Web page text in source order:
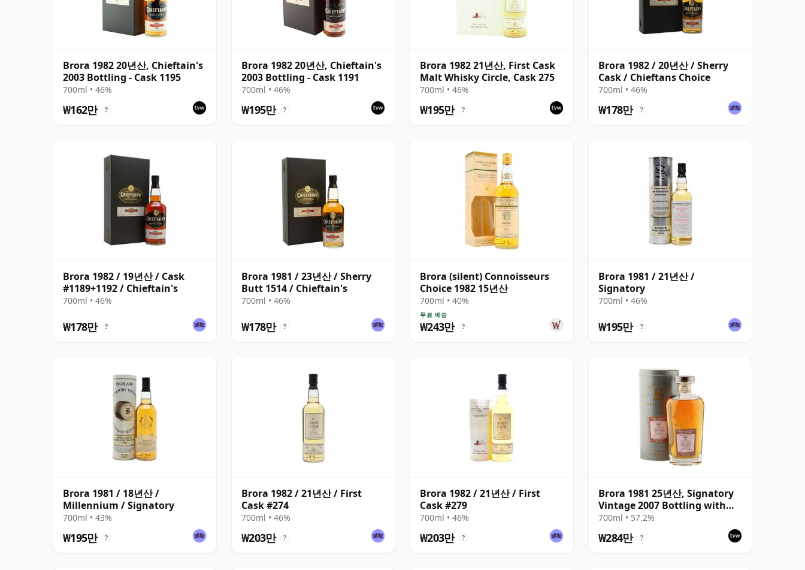
Brora 1982 20년산, Chieftain's
2003 Bottling - Cask 1195
700ml • 46%
₩162만 ?
Brora 1982 20년산, Chieftain's
2003 Bottling - Cask 1191
700ml • 46%
₩195만 ?
Brora 1982 21년산, First Cask
Malt Whisky Circle, Cask 275
700ml • 46%
₩195만 ?
Brora 1982 / 20년산 / Sherry
Cask / Chieftans Choice
700ml • 46%
₩178만 ?
Brora 1982 / 19년산 / Cask
#1189+1192 / Chieftain's
700ml • 46%
₩178만 ?
Brora 1981 / 23년산 / Sherry
Butt 1514 / Chieftain's
700ml • 46%
₩178만 ?
Brora (silent) Connoisseurs
Choice 1982 15년산
700ml • 40%
무료 배송
₩243만 ?
Brora 1981 / 21년산 /
Signatory
700ml • 46%
₩195만 ?
Brora 1981 / 18년산 /
Millennium / Signatory
700ml • 43%
₩195만 ?
Brora 1982 / 21년산 / First
Cask #274
700ml • 46%
₩203만 ?
Brora 1982 / 21년산 / First
Cask #279
700ml • 46%
₩203만 ?
Brora 1981 25년산, Signatory
Vintage 2007 Bottling with
Presentation Tin - Cask 1518
700ml • 57.2%
₩284만 ?